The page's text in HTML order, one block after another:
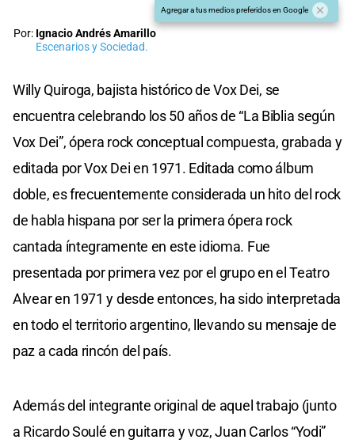
Agregar a tus medios preferidos en Google
Por: Ignacio Andrés Amarillo
Escenarios y Sociedad.
Willy Quiroga, bajista histórico de Vox Dei, se
encuentra celebrando los 50 años de “La Biblia según
Vox Dei”, ópera rock conceptual compuesta, grabada y
editada por Vox Dei en 1971. Editada como álbum
doble, es frecuentemente considerada un hito del rock
de habla hispana por ser la primera ópera rock
cantada íntegramente en este idioma. Fue
presentada por primera vez por el grupo en el Teatro
Alvear en 1971 y desde entonces, ha sido interpretada
en todo el territorio argentino, llevando su mensaje de
paz a cada rincón del país.
Además del integrante original de aquel trabajo (junto
a Ricardo Soulé en guitarra y voz, Juan Carlos “Yodi”